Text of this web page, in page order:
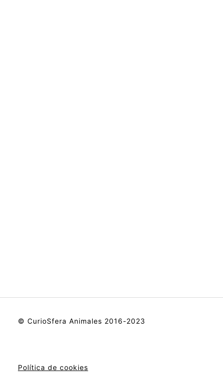
© CurioSfera Animales 2016-2023
Política de cookies